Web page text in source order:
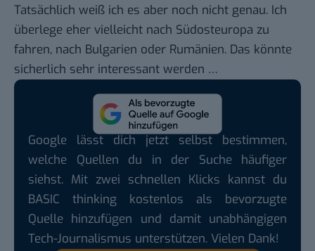
Tatsächlich weiß ich es aber noch nicht genau. Ich
überlege eher vielleicht nach Südosteuropa zu
fahren, nach Bulgarien oder Rumänien. Das könnte
sicherlich sehr interessant werden …
Google lässt dich jetzt selbst bestimmen,
welche Quellen du in der Suche häufiger
siehst. Mit zwei schnellen Klicks kannst du
BASIC thinking kostenlos als bevorzugte
Quelle hinzufügen und damit unabhängigen
Tech-Journalismus unterstützen. Vielen Dank!